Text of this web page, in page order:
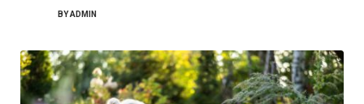
BYADMIN